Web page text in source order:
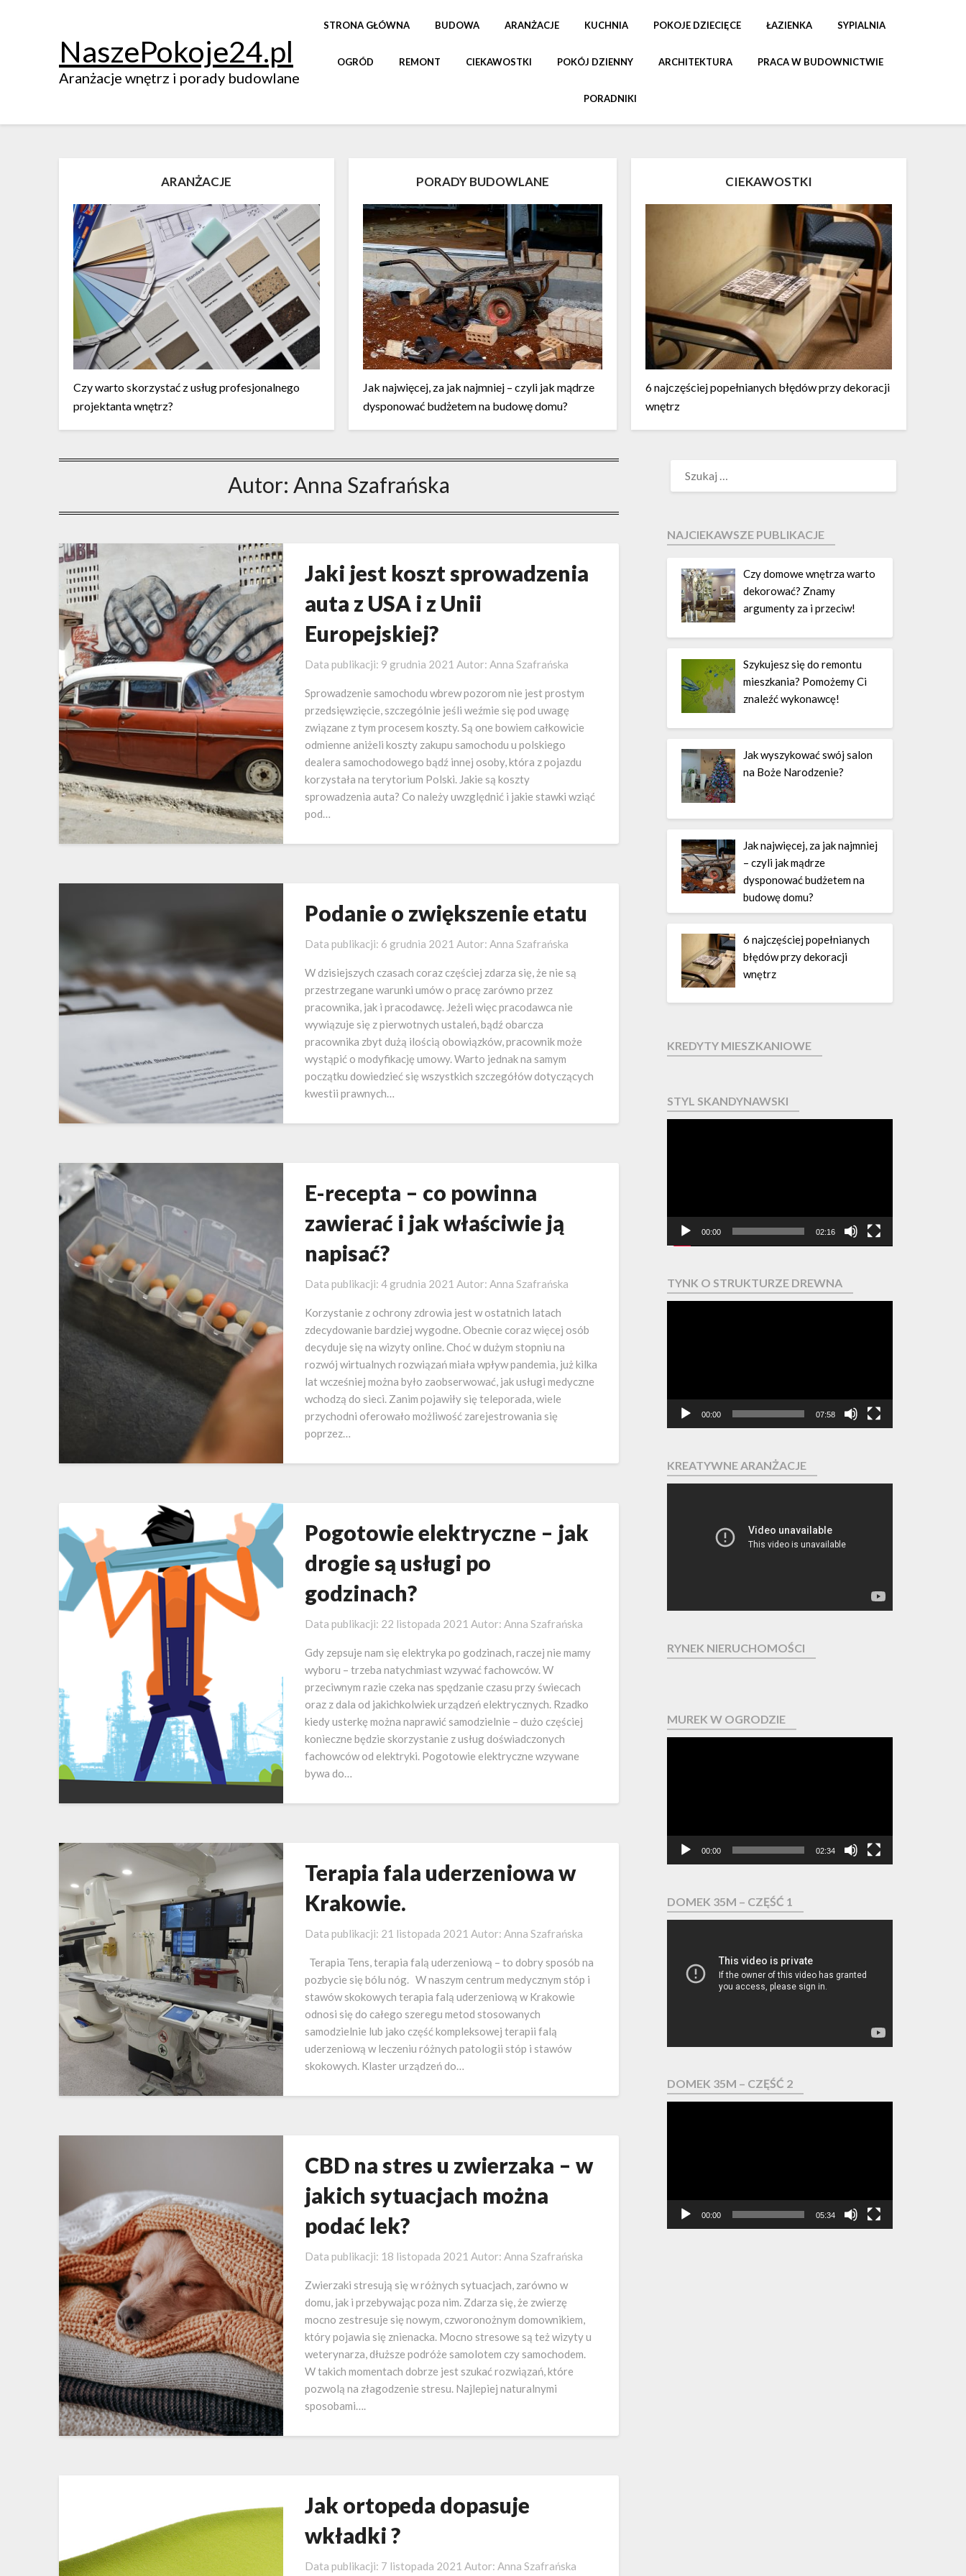
NaszePokoje24.pl
Aranżacje wnętrz i porady budowlane
STRONA GŁÓWNA BUDOWA ARANŻACJE KUCHNIA POKOJE DZIECIĘCE ŁAZIENKA SYPIALNIA
OGRÓD REMONT CIEKAWOSTKI POKÓJ DZIENNY ARCHITEKTURA PRACA W BUDOWNICTWIE
PORADNIKI
ARANŻACJE
Czy warto skorzystać z usług profesjonalnego
projektanta wnętrz?
PORADY BUDOWLANE
Jak najwięcej, za jak najmniej – czyli jak mądrze
dysponować budżetem na budowę domu?
CIEKAWOSTKI
6 najczęściej popełnianych błędów przy dekoracji
wnętrz
Autor: Anna Szafrańska
Jaki jest koszt sprowadzenia
auta z USA i z Unii
Europejskiej?
Data publikacji: 9 grudnia 2021 Autor: Anna Szafrańska
Sprowadzenie samochodu wbrew pozorom nie jest prostym
przedsięwzięcie, szczególnie jeśli weźmie się pod uwagę
związane z tym procesem koszty. Są one bowiem całkowicie
odmienne aniżeli koszty zakupu samochodu u polskiego
dealera samochodowego bądź innej osoby, która z pojazdu
korzystała na terytorium Polski. Jakie są koszty
sprowadzenia auta? Co należy uwzględnić i jakie stawki wziąć
pod…
Podanie o zwiększenie etatu
Data publikacji: 6 grudnia 2021 Autor: Anna Szafrańska
W dzisiejszych czasach coraz częściej zdarza się, że nie są
przestrzegane warunki umów o pracę zarówno przez
pracownika, jak i pracodawcę. Jeżeli więc pracodawca nie
wywiązuje się z pierwotnych ustaleń, bądź obarcza
pracownika zbyt dużą ilością obowiązków, pracownik może
wystąpić o modyfikację umowy. Warto jednak na samym
początku dowiedzieć się wszystkich szczegółów dotyczących
kwestii prawnych…
E-recepta – co powinna
zawierać i jak właściwie ją
napisać?
Data publikacji: 4 grudnia 2021 Autor: Anna Szafrańska
Korzystanie z ochrony zdrowia jest w ostatnich latach
zdecydowanie bardziej wygodne. Obecnie coraz więcej osób
decyduje się na wizyty online. Choć w dużym stopniu na
rozwój wirtualnych rozwiązań miała wpływ pandemia, już kilka
lat wcześniej można było zaobserwować, jak usługi medyczne
wchodzą do sieci. Zanim pojawiły się teleporada, wiele
przychodni oferowało możliwość zarejestrowania się
poprzez…
Pogotowie elektryczne – jak
drogie są usługi po
godzinach?
Data publikacji: 22 listopada 2021 Autor: Anna Szafrańska
Gdy zepsuje nam się elektryka po godzinach, raczej nie mamy
wyboru – trzeba natychmiast wzywać fachowców. W
przeciwnym razie czeka nas spędzanie czasu przy świecach
oraz z dala od jakichkolwiek urządzeń elektrycznych. Rzadko
kiedy usterkę można naprawić samodzielnie – dużo częściej
konieczne będzie skorzystanie z usług doświadczonych
fachowców od elektryki. Pogotowie elektryczne wzywane
bywa do…
Terapia fala uderzeniowa w
Krakowie.
Data publikacji: 21 listopada 2021 Autor: Anna Szafrańska
Terapia Tens, terapia falą uderzeniową – to dobry sposób na
pozbycie się bólu nóg. W naszym centrum medycznym stóp i
stawów skokowych terapia falą uderzeniową w Krakowie
odnosi się do całego szeregu metod stosowanych
samodzielnie lub jako część kompleksowej terapii falą
uderzeniową w leczeniu różnych patologii stóp i stawów
skokowych. Klaster urządzeń do…
CBD na stres u zwierzaka – w
jakich sytuacjach można
podać lek?
Data publikacji: 18 listopada 2021 Autor: Anna Szafrańska
Zwierzaki stresują się w różnych sytuacjach, zarówno w
domu, jak i przebywając poza nim. Zdarza się, że zwierzę
mocno zestresuje się nowym, czworonożnym domownikiem,
który pojawia się znienacka. Mocno stresowe są też wizyty u
weterynarza, dłuższe podróże samolotem czy samochodem.
W takich momentach dobrze jest szukać rozwiązań, które
pozwolą na złagodzenie stresu. Najlepiej naturalnymi
sposobami….
Jak ortopeda dopasuje
wkładki ?
Data publikacji: 7 listopada 2021 Autor: Anna Szafrańska
NAJCIEKAWSZE PUBLIKACJE
Czy domowe wnętrza warto
dekorować? Znamy
argumenty za i przeciw!
Szykujesz się do remontu
mieszkania? Pomożemy Ci
znaleźć wykonawcę!
Jak wyszykować swój salon
na Boże Narodzenie?
Jak najwięcej, za jak najmniej
– czyli jak mądrze
dysponować budżetem na
budowę domu?
6 najczęściej popełnianych
błędów przy dekoracji
wnętrz
KREDYTY MIESZKANIOWE
STYL SKANDYNAWSKI
00:00 02:16
TYNK O STRUKTURZE DREWNA
00:00 07:58
KREATYWNE ARANŻACJE
RYNEK NIERUCHOMOŚCI
MUREK W OGRODZIE
00:00 02:34
DOMEK 35M – CZĘŚĆ 1
DOMEK 35M – CZĘŚĆ 2
00:00 05:34